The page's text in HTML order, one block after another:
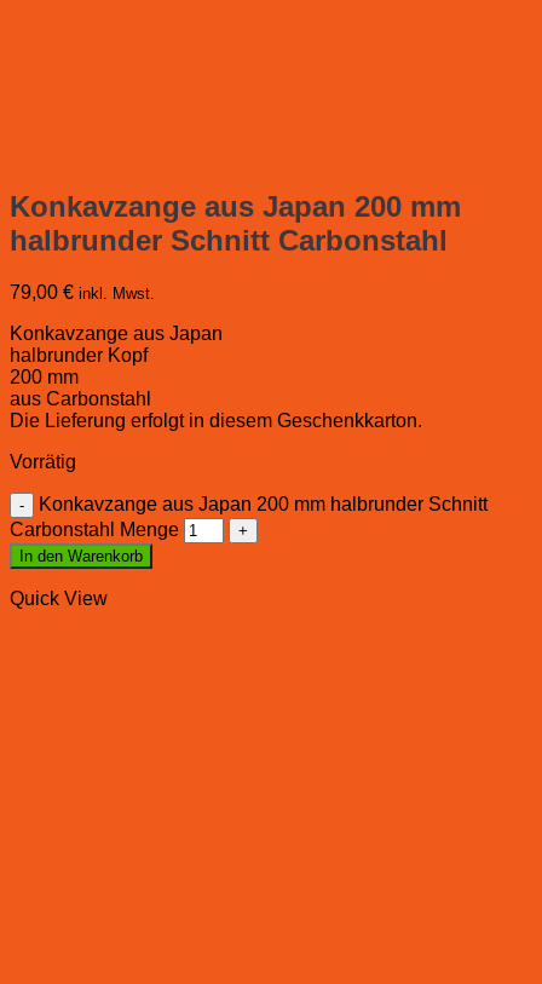
Konkavzange aus Japan 200 mm
halbrunder Schnitt Carbonstahl
79,00 € inkl. Mwst.
Konkavzange aus Japan
halbrunder Kopf
200 mm
aus Carbonstahl
Die Lieferung erfolgt in diesem Geschenkkarton.
Vorrätig
Konkavzange aus Japan 200 mm halbrunder Schnitt
Carbonstahl Menge
In den Warenkorb
Quick View